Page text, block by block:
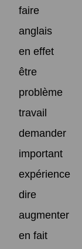
faire
anglais
en effet
être
problème
travail
demander
important
expérience
dire
augmenter
en fait